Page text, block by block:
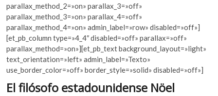
parallax_method_2=»on» parallax_3=»off»
parallax_method_3=»on» parallax_4=»off»
parallax_method_4=»on» admin_label=»row» disabled=»off»]
[et_pb_column type=»4_4″ disabled=»off» parallax=»off»
parallax_method=»on»][et_pb_text background_layout=»light»
text_orientation=»left» admin_label=»Texto»
use_border_color=»off» border_style=»solid» disabled=»off»]
El filósofo estadounidense Nöel